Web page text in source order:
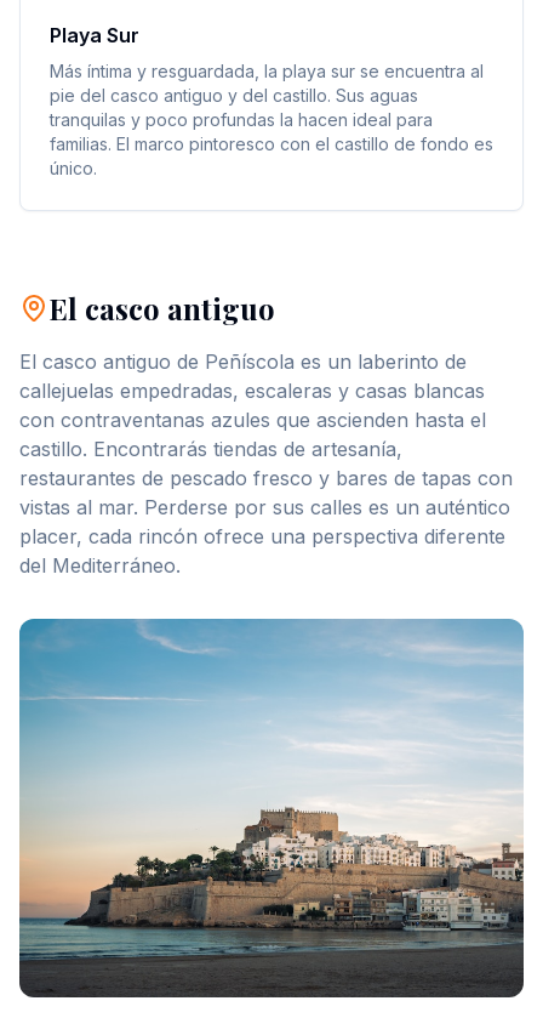
Playa Sur
Más íntima y resguardada, la playa sur se encuentra al
pie del casco antiguo y del castillo. Sus aguas
tranquilas y poco profundas la hacen ideal para
familias. El marco pintoresco con el castillo de fondo es
único.
El casco antiguo
El casco antiguo de Peñíscola es un laberinto de
callejuelas empedradas, escaleras y casas blancas
con contraventanas azules que ascienden hasta el
castillo. Encontrarás tiendas de artesanía,
restaurantes de pescado fresco y bares de tapas con
vistas al mar. Perderse por sus calles es un auténtico
placer, cada rincón ofrece una perspectiva diferente
del Mediterráneo.